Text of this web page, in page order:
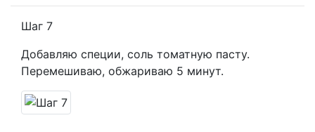
Шаг 7
Добавляю специи, соль томатную пасту.
Перемешиваю, обжариваю 5 минут.